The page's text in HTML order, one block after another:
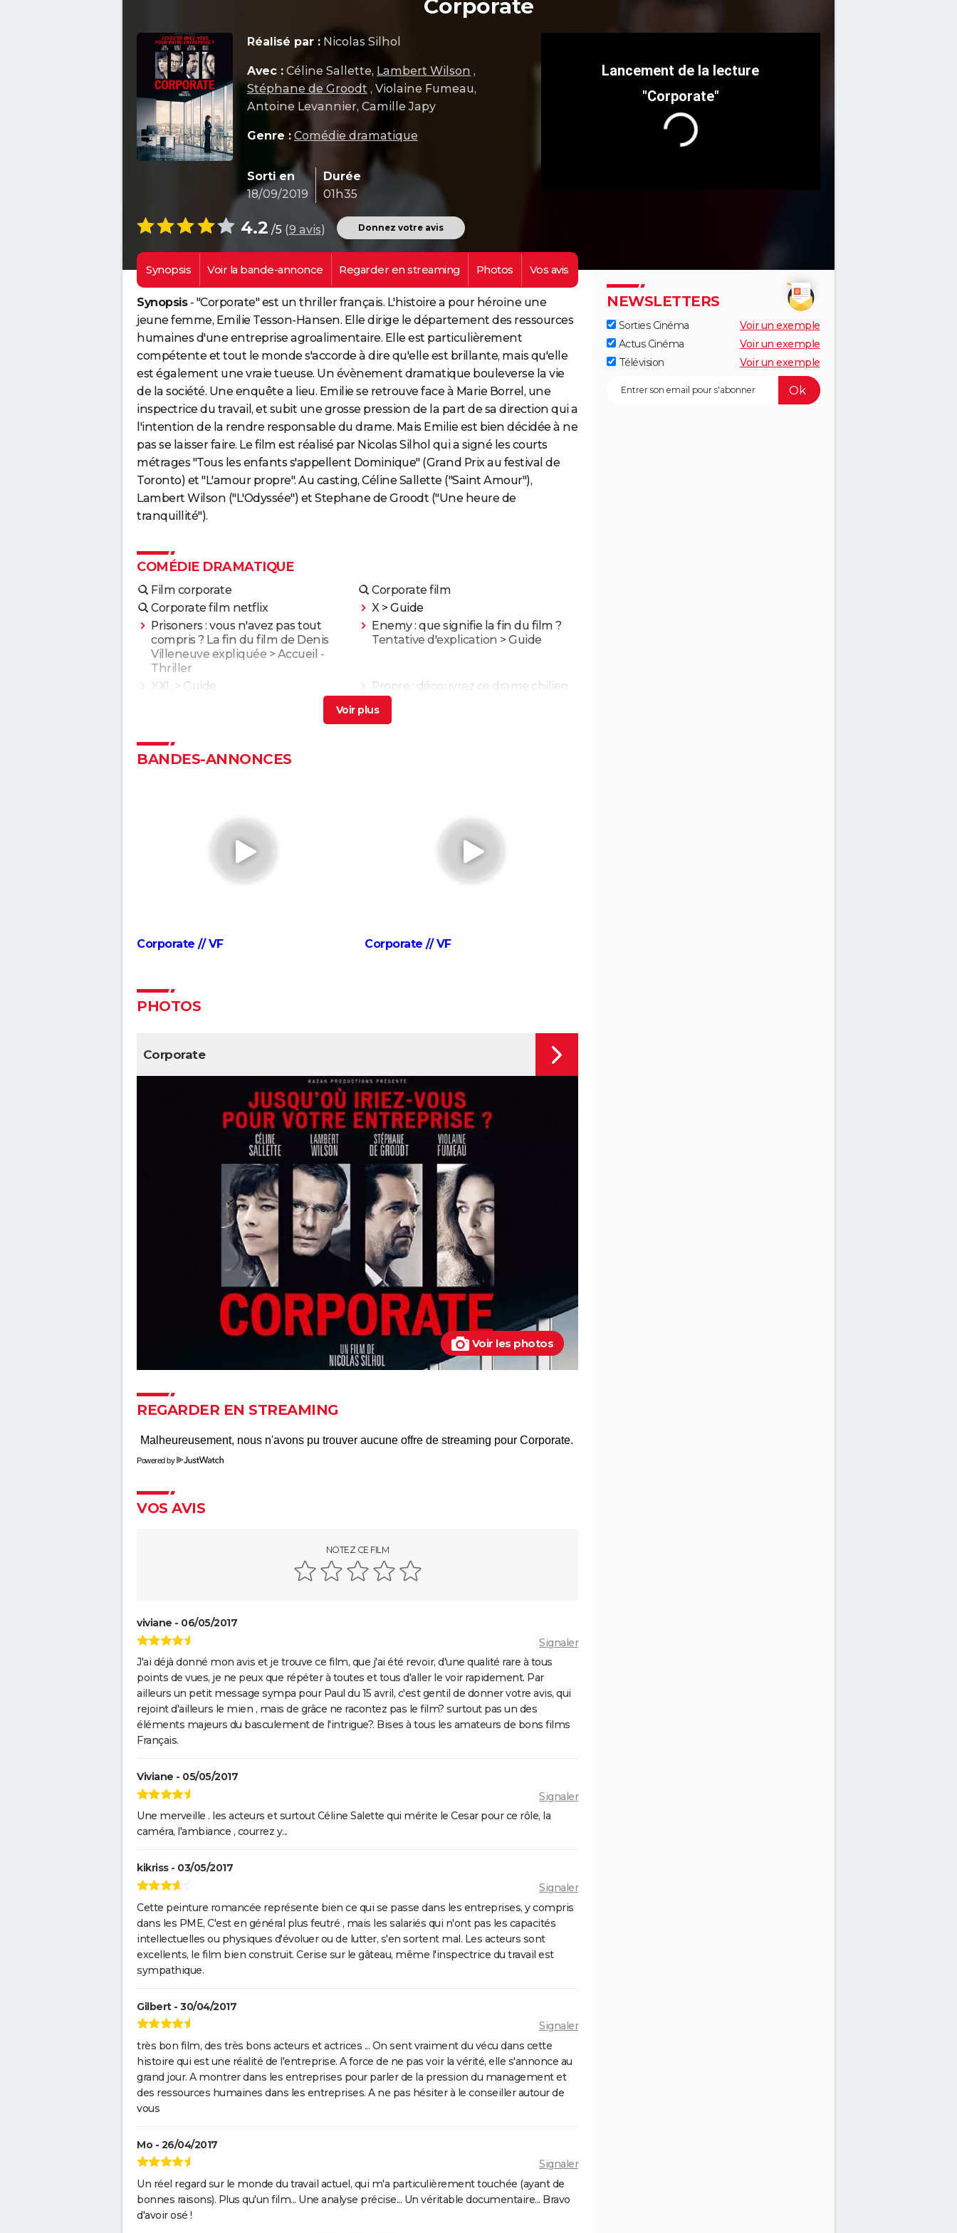
Corporate
"Corporate"
Réalisé par : Nicolas Silhol
Avec : Céline Sallette, Lambert Wilson ,
Stéphane de Groodt , Violaine Fumeau,
Antoine Levannier, Camille Japy
Genre : Comédie dramatique
Sorti en
18/09/2019
Durée
01h35
4.2 /5 (9 avis) Donnez votre avis
Synopsis Voir la bande-annonce Regarder enstreaming Photos Vos avis
Synopsis- "Corporate" est un thriller français. L'histoire a pour héroïne une
jeune femme, Emilie Tesson-Hansen. Elle dirige le département des ressources
humaines d'une entreprise agroalimentaire. Elle est particulièrement
compétente et tout le monde s'accorde à dire qu'elle est brillante, mais qu'elle
est également une vraie tueuse. Un évènement dramatique bouleverse la vie
de la société. Une enquête a lieu. Emilie se retrouve face à Marie Borrel, une
inspectrice du travail, et subit une grosse pression de la part de sa direction qui a
l'intention de la rendre responsable du drame. Mais Emilie est bien décidée à ne
pas se laisser faire. Le film est réalisé par Nicolas Silhol qui a signé les courts
métrages "Tous les enfants s'appellent Dominique" (Grand Prix au festival de
Toronto) et "L'amour propre". Au casting, Céline Sallette ("Saint Amour"),
Lambert Wilson ("L'Odyssée") et Stephane de Groodt ("Une heure de
tranquillité").
COMÉDIE DRAMATIQUE
Film corporate
Corporate film
Corporate film netflix
X > Guide
Prisoners : vous n'avez pas tout
compris ? La fin du film de Denis
Villeneuve expliquée > Accueil -
Thriller
Enemy : que signifie la fin du film ?
Tentative d'explication > Guide
XXL > Guide
Propre : découvrez ce drame chilien
glaçant sur Netflix
Une bataille après l'autre : noté 4,7/5,
plus fou de l'année" selon les
critiques
Kaamelott deuxième volet (partie 1) :
Sans filtre : critiques, streaming,
Anora : streaming, casting, intrigue...
Little Miss Sunshine
En roue libre
"Pauvres créatures" : de quoi parle ce
film étrange avec Emma Stone ?
Les goûts et les couleurs
Breakfast Club : synopsis, casting,
streaming, avis...
Lost in Translation : synopsis, casting,
bande-annonce, streaming, avis...
Juno
Rémi sans famille : bande-annonce
et date de sortie du film
BANDES-ANNONCES
Corporate // VF Corporate // VF
PHOTOS
Voir les photos
Corporate
REGARDER EN STREAMING
Powered by
VOS AVIS
NOTEZ CE FILM
viviane - 06/05/2017
Signaler
J'ai déjà donné mon avis et je trouve ce film, que j'ai été revoir, d'une qualité rare à tous
points de vues, je ne peux que répéter à toutes et tous d'aller le voir rapidement. Par
ailleurs un petit message sympa pour Paul du 15 avril, c'est gentil de donner votre avis, qui
rejoint d'ailleurs le mien , mais de grâce ne racontez pas le film? surtout pas un des
éléments majeurs du basculement de l'intrigue?. Bises à tous les amateurs de bons films
Français.
Viviane - 05/05/2017
Signaler
Une merveille . les acteurs et surtout Céline Salette qui mérite le Cesar pour ce rôle, la
caméra, l'ambiance , courrez y...
kikriss - 03/05/2017
Signaler
Cette peinture romancée représente bien ce qui se passe dans les entreprises, y compris
dans les PME, C'est en général plus feutré , mais les salariés qui n'ont pas les capacités
intellectuelles ou physiques d'évoluer ou de lutter, s'en sortent mal. Les acteurs sont
excellents, le film bien construit. Cerise sur le gâteau, même l'inspectrice du travail est
sympathique.
Gilbert - 30/04/2017
Signaler
très bon film, des très bons acteurs et actrices ... On sent vraiment du vécu dans cette
histoire qui est une réalité de l'entreprise. A force de ne pas voir la vérité, elle s'annonce au
grand jour. A montrer dans les entreprises pour parler de la pression du management et
des ressources humaines dans les entreprises. A ne pas hésiter à le conseiller autour de
vous
Mo - 26/04/2017
Signaler
Un réel regard sur le monde du travail actuel, qui m'a particulièrement touchée (ayant de
bonnes raisons). Plus qu'un film... Une analyse précise... Un véritable documentaire... Bravo
d'avoir osé !
NEWSLETTERS
Sorties Cinéma
Voir un exemple
Actus Cinéma
Voir un exemple
Télévision
Voir un exemple